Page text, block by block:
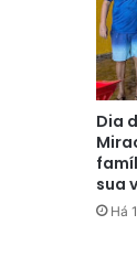
Dia
sua
Há